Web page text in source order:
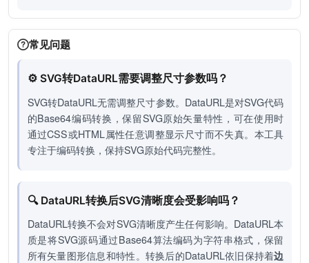
常见问题
⚙️ SVG转DataURL需要调整尺寸参数吗？
SVG转DataURL无需调整尺寸参数。DataURL是对SVG代码
的Base64编码转换，保留SVG原始矢量特性，可在使用时
通过CSS或HTML属性任意调整显示尺寸而不失真。本工具
专注于编码转换，保持SVG原始代码完整性。
🔍 DataURL转换后SVG清晰度会受影响吗？
DataURL转换不会对SVG清晰度产生任何影响。DataURL本
质是将SVG源码通过Base64算法编码为字符串格式，保留
所有矢量图形信息和特性。转换后的DataURL依旧保持着边